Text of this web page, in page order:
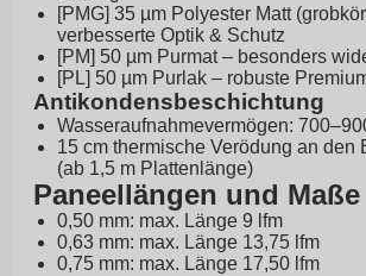
[PMG] 35 µm Polyester Matt
verbesserte Optik & Schutz
[PM] 50 µm Purmat – besonders
[PL] 50 µm Purlak – robuste
Antikondensbeschichtung
Wasseraufnahmevermögen:
15 cm thermische Verödung an den
(ab 1,5 m Plattenlänge)
Paneellängen und Maße
0,50 mm: max. Länge 9 lfm
0,63 mm: max. Länge 13,75 lfm
0,75 mm: max. Länge 17,50 lfm